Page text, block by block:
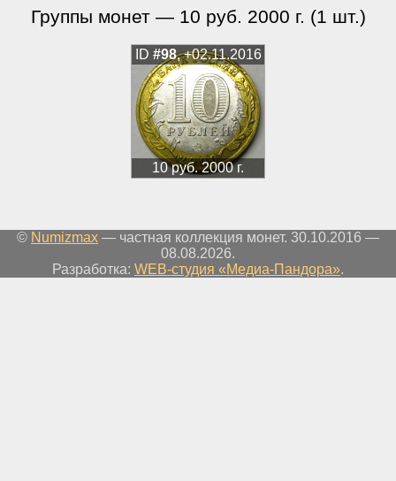
Группы монет — 10 руб. 2000 г. (1 шт.)
10 руб. 2000 г.
ID #98, +02.11.2016
© Numizmax — частная коллекция монет. 30.10.2016 —
08.08.2026.
Разработка: WEB-студия «Медиа-Пандора».